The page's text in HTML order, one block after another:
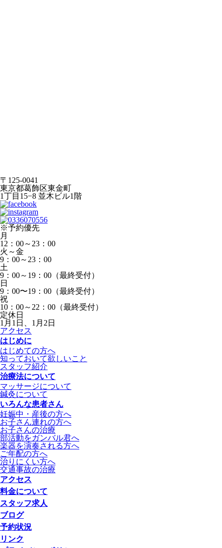
〒125-0041
東京都葛飾区東金町
1丁目15−8 並木ビル1階
※予約優先
月
12：00～23：00
火～金
9：00～23：00
土
9：00～19：00（最終受付）
日
9：00〜19：00（最終受付）
祝
10：00～22：00（最終受付）
定休日
1月1日、1月2日
アクセス
はじめに
はじめての方へ
知っておいて欲しいこと
スタッフ紹介
治療法について
マッサージについて
鍼灸について
いろんな患者さん
妊娠中・産後の方へ
お子さん連れの方へ
お子さんの治療
部活動をガンバル君へ
楽器を演奏される方へ
ご年配の方へ
治りにくい方へ
交通事故の治療
アクセス
料金について
スタッフ求人
ブログ
予約状況
リンク